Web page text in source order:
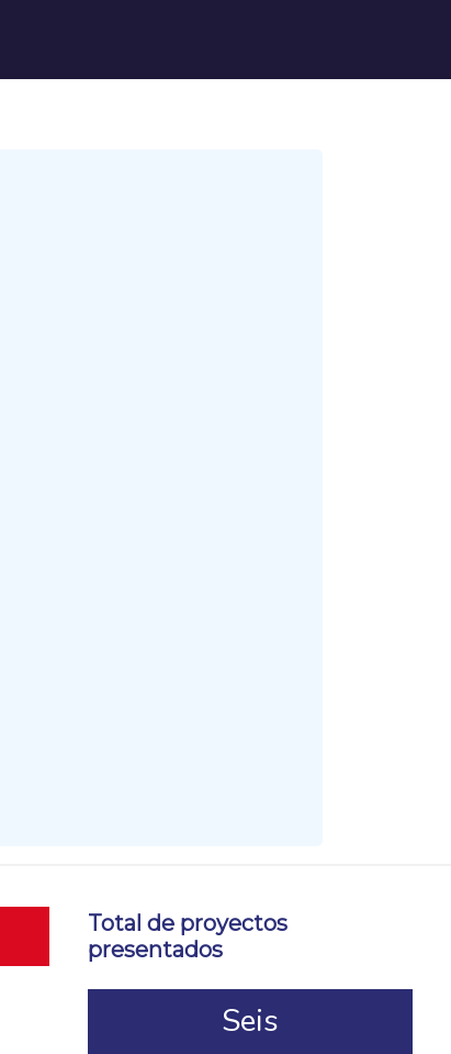
Total de proyectos
presentados
Seis